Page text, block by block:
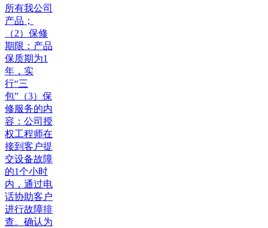
所有我公司
产品；
（2）保修
期限：产品
保质期为1
年，实
行“三
包”（3）保
修服务的内
容：公司授
权工程师在
接到客户提
交设备故障
的1个小时
内，通过电
话协助客户
进行故障排
查。确认为